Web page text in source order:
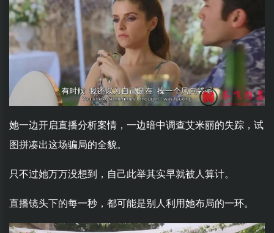
她一边开启直播分析案情，一边暗中调查艾米丽的失踪，试
图拼凑出这场骗局的全貌。
只不过她万万没想到，自己此举其实早就被人算计。
直播镜头下的每一秒，都可能是别人利用她布局的一环。